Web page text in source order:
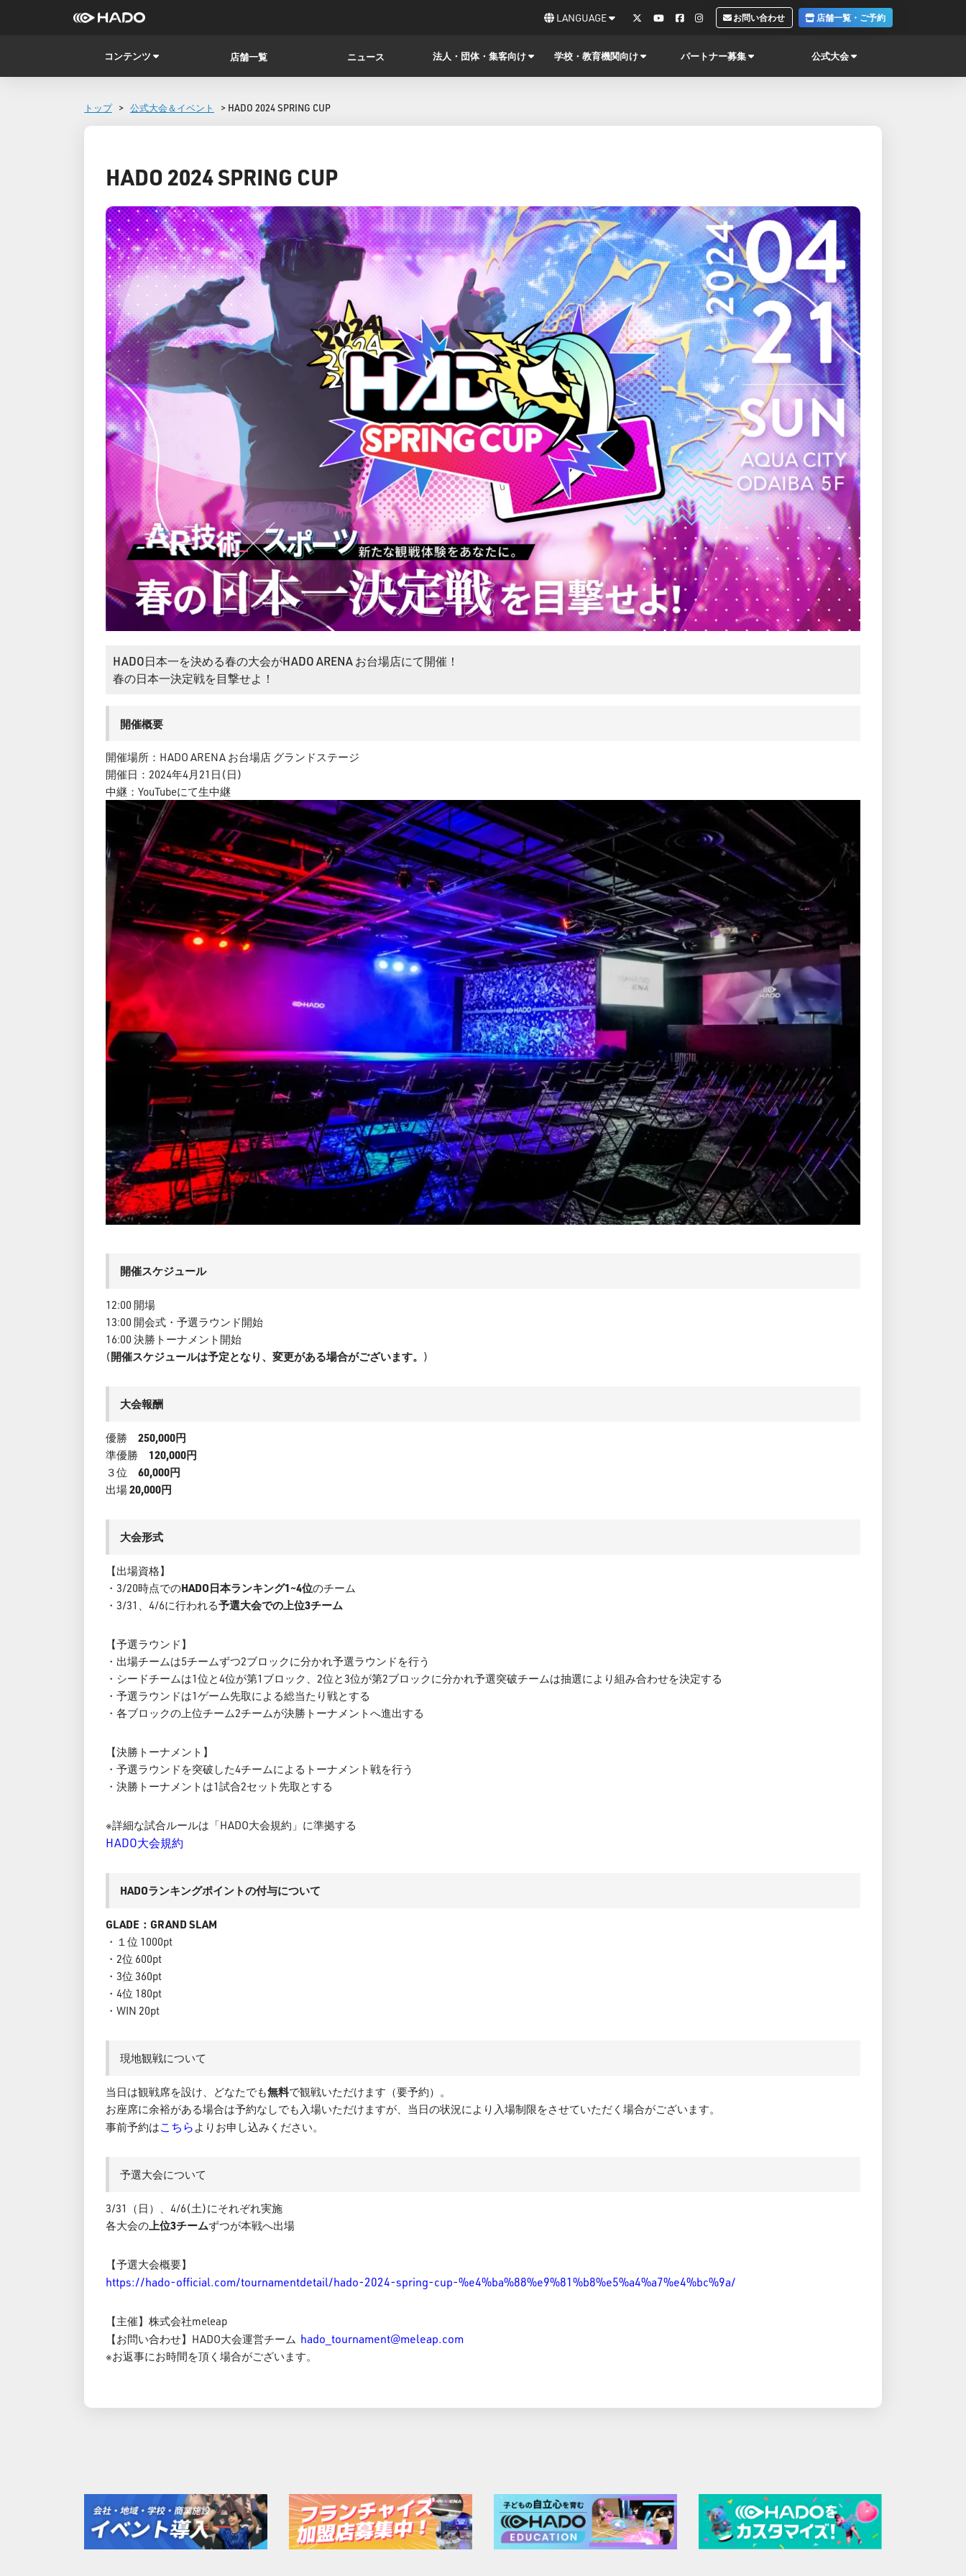
LANGUAGE お問い合わせ 店舗一覧・ご予約
コンテンツ 店舗一覧 ニュース 法人・団体・集客向け 学校・教育機関向け パートナー募集 公式大会
トップ > 公式大会＆イベント > HADO 2024 SPRING CUP
HADO 2024 SPRING CUP
HADO日本一を決める春の大会がHADO ARENA お台場店にて開催！
春の日本一決定戦を目撃せよ！
開催概要
開催場所：HADO ARENA お台場店 グランドステージ
開催日：2024年4月21日(日)
中継：YouTubeにて生中継
開催スケジュール
12:00 開場
13:00 開会式・予選ラウンド開始
16:00 決勝トーナメント開始
(開催スケジュールは予定となり、変更がある場合がございます。 )
大会報酬
優勝 250,000円
準優勝 120,000円
３位 60,000円
出場20,000円
大会形式
【出場資格】
・3/20時点でのHADO日本ランキング1~4位のチーム
・3/31、4/6に行われる予選大会での上位3チーム
【予選ラウンド】
・出場チームは5チームずつ2ブロックに分かれ予選ラウンドを行う
・シードチームは1位と4位が第1ブロック、2位と3位が第2ブロックに分かれ予選突破チームは抽選により組み合わせを決定する
・予選ラウンドは1ゲーム先取による総当たり戦とする
・各ブロックの上位チーム2チームが決勝トーナメントへ進出する
【決勝トーナメント】
・予選ラウンドを突破した4チームによるトーナメント戦を行う
・決勝トーナメントは1試合2セット先取とする
※詳細な試合ルールは「HADO大会規約」に準拠する
HADO大会規約
HADOランキングポイントの付与について
GLADE：GRAND SLAM
・１位 1000pt
・2位 600pt
・3位 360pt
・4位 180pt
・WIN 20pt
現地観戦について
当日は観戦席を設け、どなたでも無料で観戦いただけます（要予約）。
お座席に余裕がある場合は予約なしでも入場いただけますが、当日の状況により入場制限をさせていただく場合がございます。
事前予約はこちら よりお申し込みください。
予選大会について
3/31（日）、4/6(土)にそれぞれ実施
各大会の 上位3チームずつが本戦へ出場
【予選大会概要】
https://hado-official.com/tournamentdetail/hado-2024-spring-cup-%e4%ba%88%e9%81%b8%e5%a4%a7%e4%bc%9a/
【主催】株式会社meleap
【お問い合わせ】HADO大会運営チーム hado_tournament@meleap.com
※お返事にお時間を頂く場合がございます。